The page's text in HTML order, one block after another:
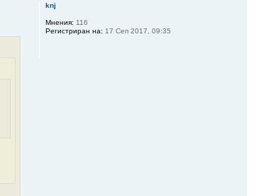
knj
Мнения: 116
Регистриран на: 17 Сеп 2017, 09:35